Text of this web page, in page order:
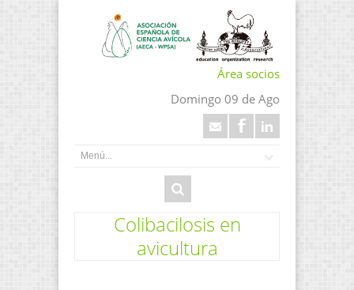
Área socios
Domingo 09 de Ago
Colibacilosis en
avicultura